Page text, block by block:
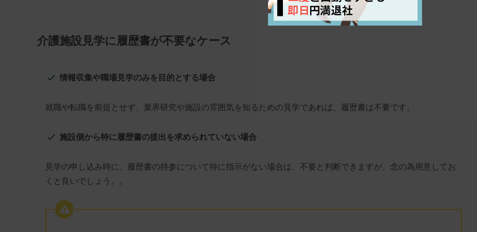
介護施設見学に履歴書が不要なケース
情報収集や職場見学のみを目的とする場合
就職や転職を前提とせず、業界研究や施設の雰囲気を知るための見学であれば、履歴書は不要です。
施設側から特に履歴書の提出を求められていない場合
見学の申し込み時に、履歴書の持参について特に指示がない場合は、不要と判断できますが、念の為用意してお
くと良いでしょう。。